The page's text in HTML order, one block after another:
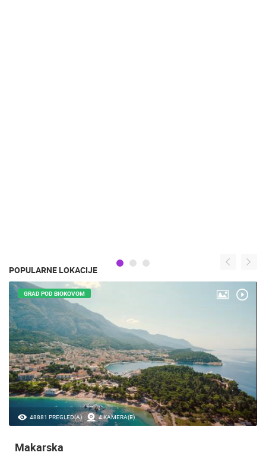
POPULARNE LOKACIJE
48881 PREGLED(A) 4 KAMERA(E)
GRAD POD BIOKOVOM
Makarska